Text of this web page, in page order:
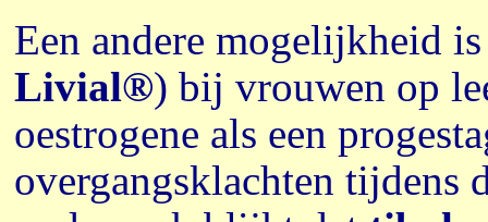
Een andere mogelijkheid
Livial®) bij vrouwen op
oestrogene als een
overgangsklachten tijdens